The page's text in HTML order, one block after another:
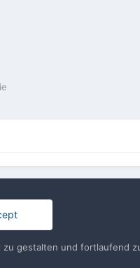
gestalten und fortlaufend